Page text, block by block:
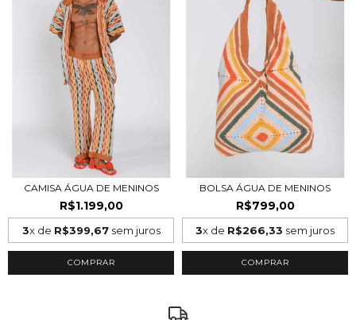
CAMISA ÁGUA DE MENINOS
R$1.199,00
3x de R$399,67sem juros
COMPRAR
BOLSA ÁGUA DE MENINOS
R$799,00
3x de R$266,33 sem juros
COMPRAR